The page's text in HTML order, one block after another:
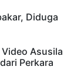
Diduga
Asusila
Perkara